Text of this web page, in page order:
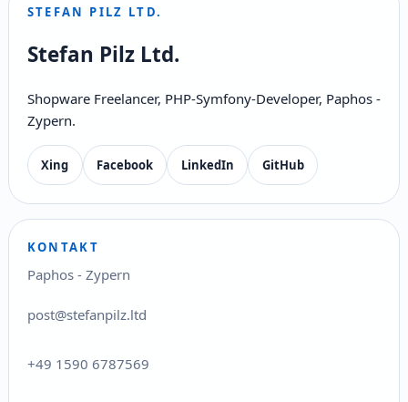
STEFAN PILZ LTD.
Stefan Pilz Ltd.
Shopware Freelancer, PHP-Symfony-Developer, Paphos -
Zypern.
Xing Facebook LinkedIn GitHub
KONTAKT
Paphos - Zypern
post@stefanpilz.ltd
+49 1590 6787569